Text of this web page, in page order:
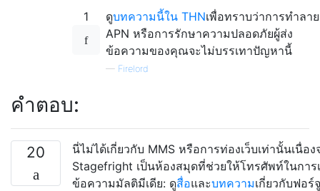
1 ดูบทความนี้ใน THNเพื่อทราบว่าการทำลาย
APN หรือการรักษาความปลอดภัยผู้ส่ง
ข้อความของคุณจะไม่บรรเทาปัญหานี้
— Firelord
คำตอบ:
20
นี่ไม่ได้เกี่ยวกับ MMS หรือการท่องเว็บเท่านั้นเนื่อง
Stagefright เป็นห้องสมุดที่ช่วยให้โทรศัพท์ในการ
ข้อความมัลติมีเดีย: ดูสื่อและบทความเกี่ยวกับฟอร์